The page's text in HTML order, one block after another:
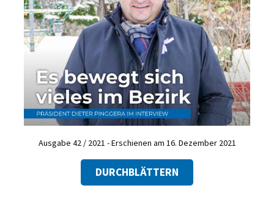
Ausgabe 42 / 2021 - Erschienen am 16. Dezember 2021
DURCHBLÄTTERN